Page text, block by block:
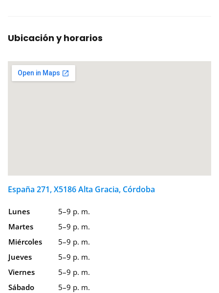
Ubicación y horarios
España 271, X5186 Alta Gracia, Córdoba
Lunes
5–9 p. m.
Martes
5–9 p. m.
Miércoles
5–9 p. m.
Jueves
5–9 p. m.
Viernes
5–9 p. m.
Sábado
5–9 p. m.